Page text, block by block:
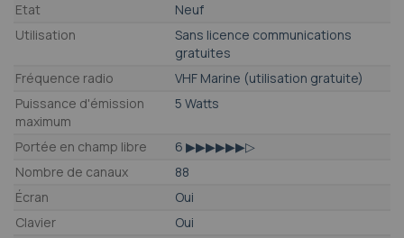
Etat
Neuf
Utilisation
Sans licence communications
gratuites
Fréquence radio
VHF Marine (utilisation gratuite)
Puissance d'émission
maximum
5 Watts
Portée en champ libre
6 ▶▶▶▶▶▶▷
Nombre de canaux
88
Écran
Oui
Clavier
Oui